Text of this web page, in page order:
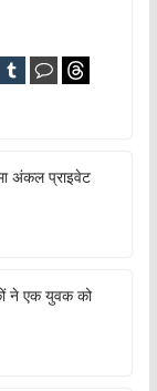
अंकल प्राइवेट
ने एक युवक को